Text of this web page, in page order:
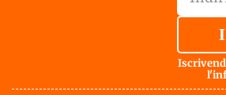
l'